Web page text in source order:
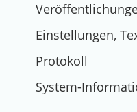
Einstellungen,
Protokoll
System-